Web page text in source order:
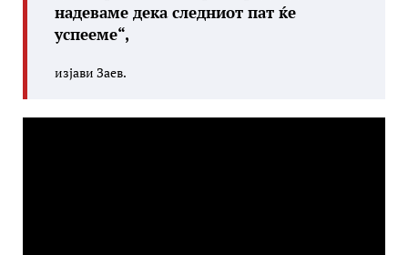
надеваме дека следниот пат ќе
успееме“,
изјави Заев.